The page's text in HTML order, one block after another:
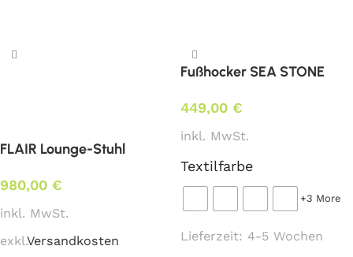
FLAIR Lounge-Stuhl
980,00 €
inkl. MwSt.
exkl.Versandkosten
Fußhocker SEA STONE
449,00 €
inkl. MwSt.
Textilfarbe
+3 More
Lieferzeit: 4-5 Wochen